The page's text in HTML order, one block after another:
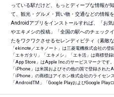
っている駅だけど、もっとディープな情報が
て、観光・グルメ・買い物・交通などの情報
Androidアプリをインストールすれば、「お
やエキメシの投稿」「全国の駅へのチェック
たをワクワクさせるセレンディピティ（素敵
「ekinote／エキノート」は三菱電機株式会社の登
「エキガタリ」「エキメシ」「エキ活」は商標登録
「App Store」はApple Inc.のサービスマークです。
「iPhone」は米国およびその他の国で登録された
「iPhone」の商標はアイホン株式会社のライセン
「AndroidTM 」「Google PlayおよびGoogle Play